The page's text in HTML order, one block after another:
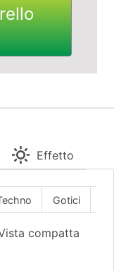
Effetto
Gotici
compatta